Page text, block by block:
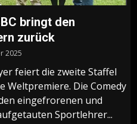
bringt den
zurück
2025
feiert die zweite Staffel
Weltpremiere. Die Comedy
eingefrorenen und
Sportlehrer...